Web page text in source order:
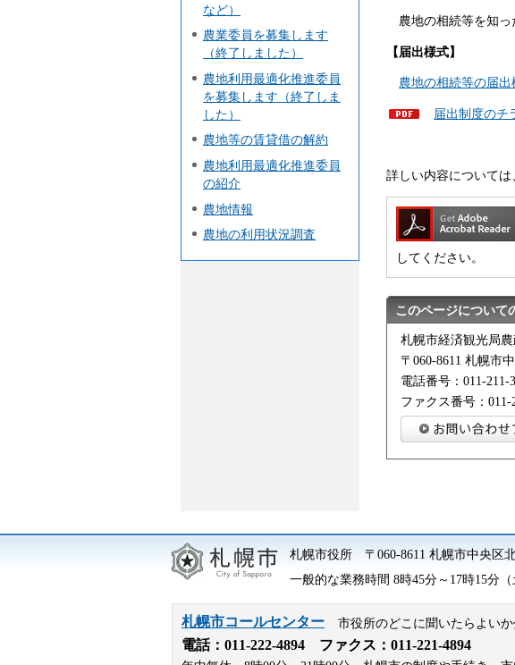
など）
農業委員を募集します
（終了しました）
農地利用最適化推進委員
を募集します（終了しま
した）
農地等の賃貸借の解約
農地利用最適化推進委員
の紹介
農地情報
農地の利用状況調査
農地の相続等を知
【届出様式】
農地の相続等の届出
届出制度のチ
詳しい内容については
してください。
このページについて
札幌市経済観光局
〒060-8611 札幌市
電話番号：011-211-
ファクス番号：011-
札幌市役所 〒060-8611 札幌市中央
一般的な業務時間 8時45分～17時15分
札幌市コールセンター 市役所のどこに聞いたらよい
電話： 011-222-4894 ファクス：011-221-4894